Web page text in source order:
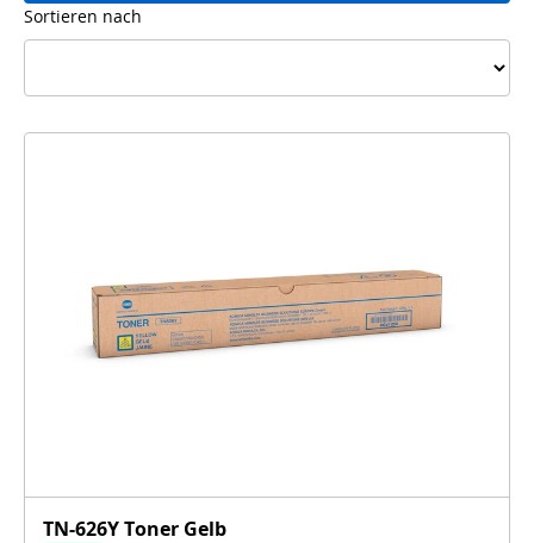
Sortieren nach
TN-626Y Toner Gelb